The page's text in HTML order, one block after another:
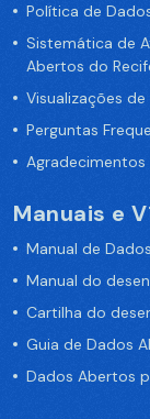
Política de
Sistemática de
Abertos do
Visualizações de
Perguntas
Agradecimentos
Manuais e
Manual de
Manual do
Cartilha do
Guia de Dados
Dados Abertos